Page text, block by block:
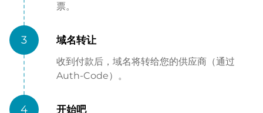
票。
3 域名转让
收到付款后，域名将转给您的供应商（通过
Auth-Code）。
4 开始吧